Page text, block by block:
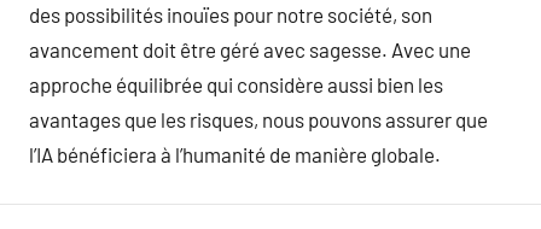
des possibilités inouïes pour notre société, son
avancement doit être géré avec sagesse. Avec une
approche équilibrée qui considère aussi bien les
avantages que les risques, nous pouvons assurer que
l’IA bénéficiera à l’humanité de manière globale.